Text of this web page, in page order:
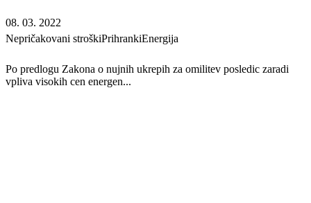
08. 03. 2022
Nepričakovani stroškiPrihrankiEnergija
Po predlogu Zakona o nujnih ukrepih za omilitev posledic zaradi
vpliva visokih cen energen...